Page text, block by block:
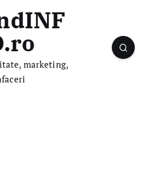
marketing,